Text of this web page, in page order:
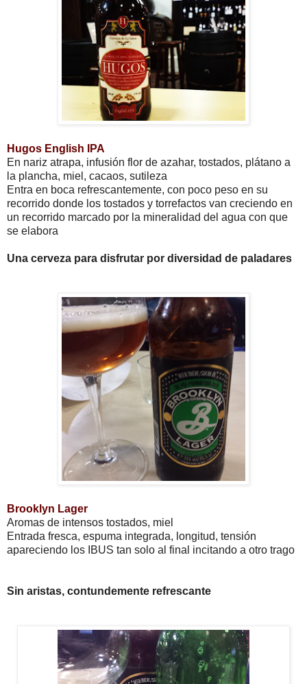
Hugos English IPA
En nariz atrapa, infusión flor de azahar, tostados, plátano a
la plancha, miel, cacaos, sutileza
Entra en boca refrescantemente, con poco peso en su
recorrido donde los tostados y torrefactos van creciendo en
un recorrido marcado por la mineralidad del agua con que
se elabora
Una cerveza para disfrutar por diversidad de paladares
Brooklyn Lager
Aromas de intensos tostados, miel
Entrada fresca, espuma integrada, longitud, tensión
apareciendo los IBUS tan solo al final incitando a otro trago
Sin aristas, contundemente refrescante